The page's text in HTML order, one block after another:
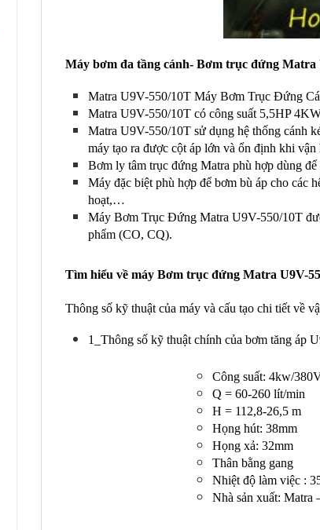
Máy bơm đa tầng cánh- Bơm trục đứng Matra
Matra U9V-550/10T Máy Bơm Trục Đứng
Matra U9V-550/10T có công suất 5,5HP
Matra U9V-550/10T sử dụng hệ thống cánh
máy tạo ra được cột áp lớn và ổn định khi vận
Bơm ly tâm trục đứng Matra phù hợp dùng
Máy đặc biệt phù hợp để bơm bù áp cho các
hoạt,…
Máy Bơm Trục Đứng Matra U9V-550/10T
phẩm (CO, CQ).
Tìm hiểu về máy Bơm trục đứng Matra U9V-
Thông số kỹ thuật của máy và cấu tạo chi tiết về
1_Thông số kỹ thuật chính của bơm tăng áp
Công suất: 4kw/
Q = 60-260 lít/min
H = 112,8-26,5 m
Họng hút: 38mm
Họng xả: 32mm
Thân bằng gang
Nhiệt độ làm việc :
Nhà sản xuất: Matra